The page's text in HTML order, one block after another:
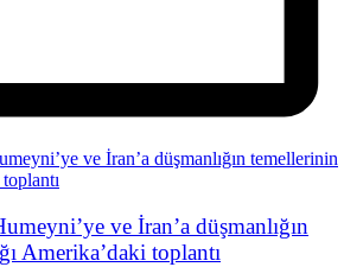
ve İran’a düşmanlığın
Amerika’daki toplantı